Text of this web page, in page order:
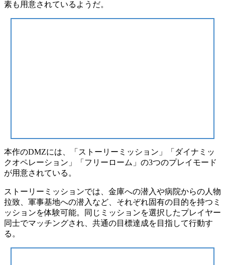
素も用意されているようだ。
本作のDMZには、
「ストーリーミッション」「ダイナミッ
クオペレーション」「フリーローム」 の3つのプレイモード
が用意されている。
ストーリーミッションでは、金庫への潜入や病院からの人物
拉致、軍事基地への潜入など、それぞれ固有の目的を持つミ
ッションを体験可能。同じミッションを選択したプレイヤー
同士でマッチングされ、 共通の目標達成を目指して行動す
る。